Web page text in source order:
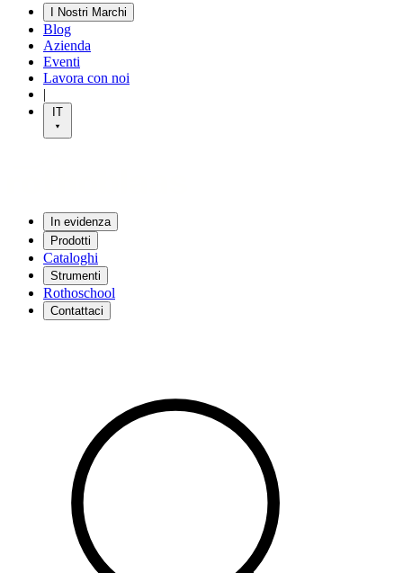
I Nostri Marchi
Blog
Azienda
Eventi
Lavora con noi
|
IT
In evidenza
Prodotti
Cataloghi
Strumenti
Rothoschool
Contattaci